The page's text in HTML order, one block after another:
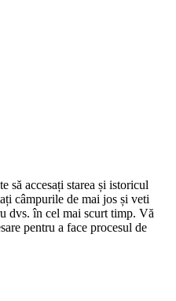
să accesați starea și istoricul
câmpurile de mai jos și veti
dvs. în cel mai scurt timp. Vă
pentru a face procesul de